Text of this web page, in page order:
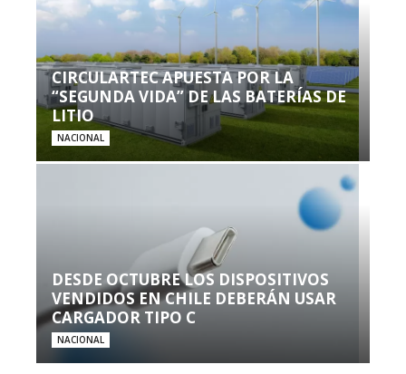
CIRCULARTEC APUESTA POR LA
“SEGUNDA VIDA” DE LAS BATERÍAS DE
LITIO
NACIONAL
DESDE OCTUBRE LOS DISPOSITIVOS
VENDIDOS EN CHILE DEBERÁN USAR
CARGADOR TIPO C
NACIONAL